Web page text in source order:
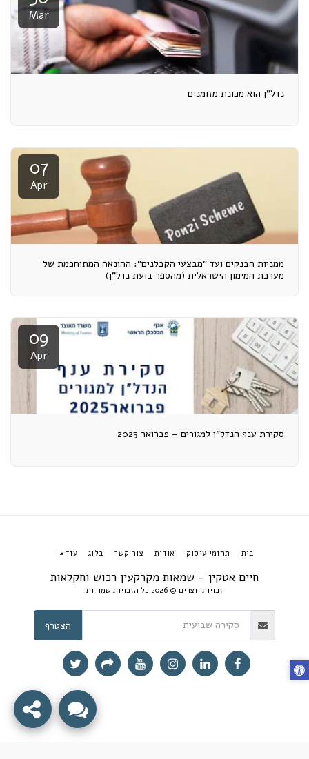
Mar
נדל"ן הוא מכונת מזומנים
07
Apr
ממניות הבנקים ועד "מבצעי הקבלנים": ההונאה המתוחכמת של
מערכת המימון הישראלית (מהספר בועת נדל"ן)
09
Apr
סקירת ענף הנדל"ן למגורים – פברואר 2025
חיים אטקין - שמאות מקרקעין רכוש וחקלאות
זכויות יוצרים © 2026 כל הזכויות שמורות
בית תחומי עיסוק אודות צור קשר בלוג עוד
הצטרף